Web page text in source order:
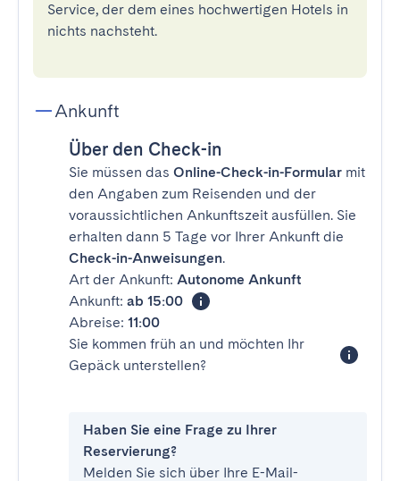
Service, der dem eines hochwertigen Hotels in
nichts nachsteht.
Ankunft
Über den Check-in
Sie müssen das Online-Check-in-Formular mit
den Angaben zum Reisenden und der
voraussichtlichen Ankunftszeit ausfüllen. Sie
erhalten dann 5 Tage vor Ihrer Ankunft die
Check-in-Anweisungen.
Art der Ankunft: Autonome Ankunft
Ankunft: ab 15:00
Abreise: 11:00
Sie kommen früh an und möchten Ihr
Gepäck unterstellen?
Haben Sie eine Frage zu Ihrer
Reservierung?
Melden Sie sich über Ihre E-Mail-